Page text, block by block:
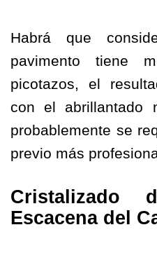
Habrá que
pavimento tiene
picotazos, el
con el abrillantado
probablemente se
previo más
Cristalizado
Escacena del